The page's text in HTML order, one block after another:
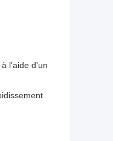
l'aide d'un